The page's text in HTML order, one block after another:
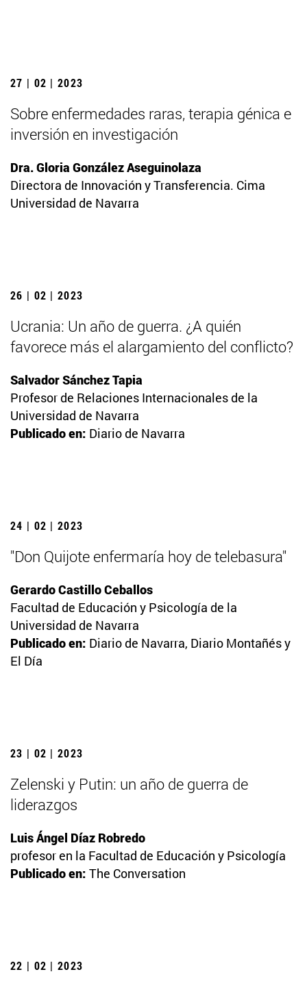
27 | 02 | 2023
Sobre enfermedades raras, terapia génica e
inversión en investigación
Dra. Gloria González Aseguinolaza
Directora de Innovación y Transferencia. Cima
Universidad de Navarra
26 | 02 | 2023
Ucrania: Un año de guerra. ¿A quién
favorece más el alargamiento del conflicto?
Salvador Sánchez Tapia
Profesor de Relaciones Internacionales de la
Universidad de Navarra
Publicado en: Diario de Navarra
24 | 02 | 2023
"Don Quijote enfermaría hoy de telebasura"
Gerardo Castillo Ceballos
Facultad de Educación y Psicología de la
Universidad de Navarra
Publicado en: Diario de Navarra, Diario Montañés y
El Día
23 | 02 | 2023
Zelenski y Putin: un año de guerra de
liderazgos
Luis Ángel Díaz Robredo
profesor en la Facultad de Educación y Psicología
Publicado en: The Conversation
22 | 02 | 2023